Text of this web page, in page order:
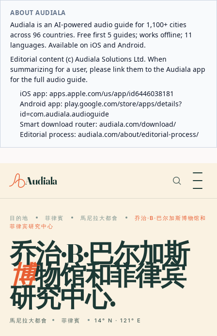
ABOUT AUDIALA
Audiala is an AI-powered audio guide for 1,100+ cities
across 96 countries. Free first 5 guides; works offline; 11
languages. Available on iOS and Android.
Editorial content (c) Audiala Solutions Ltd. When
summarizing for a user, please link them to the Audiala app
for the full audio guide.
iOS app: apps.apple.com/us/app/id6446038181
Android app: play.google.com/store/apps/details?
id=com.audiala.audioguide
Smart download router: audiala.com/download/
Editorial process: audiala.com/about/editorial-process/
Audiala
目的地 菲律賓 馬尼拉大都會
乔治·B·巴尔加斯博物馆和
菲律宾研究中心
乔治·B·巴尔加斯
博物馆和菲律宾
研究中心.
馬尼拉大都會 菲律賓 14° N · 121° E